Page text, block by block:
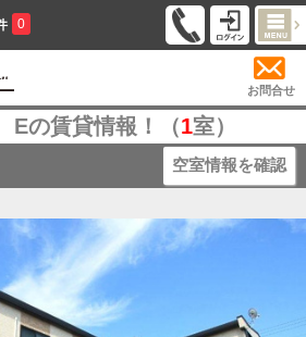
0
お問合せ
の賃貸情報！（1室）
空室情報を確認